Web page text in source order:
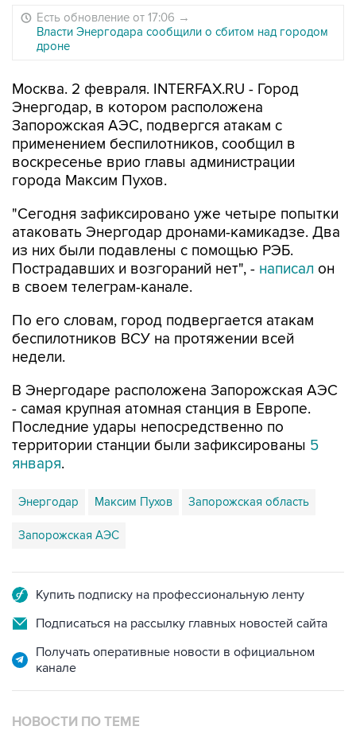
Есть обновление от 17:06 →
Власти Энергодара сообщили о сбитом над городом
дроне
Москва. 2 февраля. INTERFAX.RU - Город
Энергодар, в котором расположена
Запорожская АЭС, подвергся атакам с
применением беспилотников, сообщил в
воскресенье врио главы администрации
города Максим Пухов.
"Сегодня зафиксировано уже четыре попытки
атаковать Энергодар дронами-камикадзе. Два
из них были подавлены с помощью РЭБ.
Пострадавших и возгораний нет", - написал он
в своем телеграм-канале.
По его словам, город подвергается атакам
беспилотников ВСУ на протяжении всей
недели.
В Энергодаре расположена Запорожская АЭС
- самая крупная атомная станция в Европе.
Последние удары непосредственно по
территории станции были зафиксированы 5
января.
Энергодар Максим Пухов Запорожская область
Запорожская АЭС
Купить подписку на профессиональную ленту
Подписаться на рассылку главных новостей сайта
Получать оперативные новости в официальном
канале
НОВОСТИ ПО ТЕМЕ